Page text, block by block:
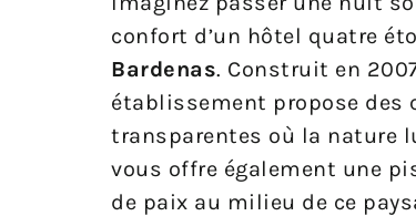
confort d’un hôtel quatre
Bardenas. Construit en
établissement propose des
transparentes où la nature
vous offre également une
de paix au milieu de ce